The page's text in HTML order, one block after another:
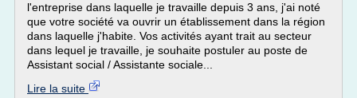
l'entreprise dans laquelle je travaille depuis 3 ans, j'ai noté
que votre société va ouvrir un établissement dans la région
dans laquelle j'habite. Vos activités ayant trait au secteur
dans lequel je travaille, je souhaite postuler au poste de
Assistant social / Assistante sociale...
Lire la suite